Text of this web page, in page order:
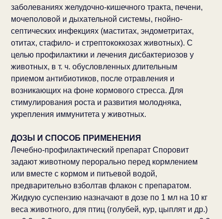
заболеваниях желудочно-кишечного тракта, печени,
мочеполовой и дыхательной системы, гнойно-
септических инфекциях (маститах, эндометритах,
отитах, стафило- и стрептококкозах животных). С
целью профилактики и лечения дисбактериозов у
животных, в т. ч. обусловленных длительным
приемом антибиотиков, после отравления и
возникающих на фоне кормового стресса. Для
стимулирования роста и развития молодняка,
укрепления иммунитета у животных.
ДОЗЫ И СПОСОБ ПРИМЕНЕНИЯ
Лечебно-профилактический препарат Споровит
задают животному перорально перед кормлением
или вместе с кормом и питьевой водой,
предварительно взболтав флакон с препаратом.
Жидкую суспензию назначают в дозе по 1 мл на 10 кг
веса животного, для птиц (голубей, кур, цыплят и др.)